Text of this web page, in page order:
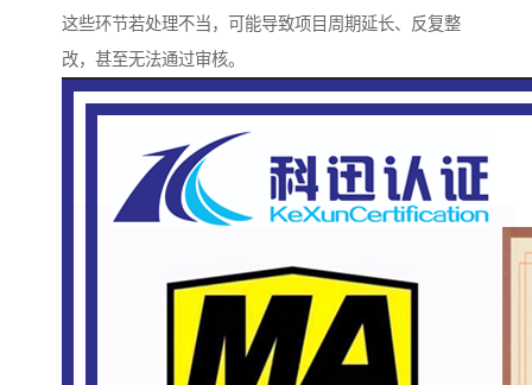
这些环节若处理不当，可能导致项目周期延长、反复整
改，甚至无法通过审核。